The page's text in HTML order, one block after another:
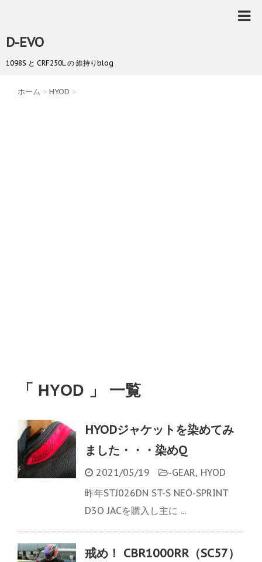
D-EVO
1098S と CRF250L の 維持りblog
ホーム > HYOD >
「 HYOD 」 一覧
HYODジャケットを染めてみ
ました・・・染めQ
2021/05/19 -GEAR, HYOD
昨年STJ026DN ST-S NEO-SPRINT
D3O JACを購入し主に ...
戒め！ CBR1000RR（SC57）